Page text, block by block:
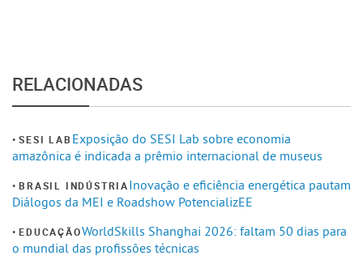
RELACIONADAS
SESI LAB Exposição do SESI Lab sobre economia
amazônica é indicada a prêmio internacional de museus
BRASIL INDÚSTRIAInovação e eficiência energética pautam
Diálogos da MEI e Roadshow PotencializEE
EDUCAÇÃOWorldSkills Shanghai 2026: faltam 50 dias para
o mundial das profissões técnicas